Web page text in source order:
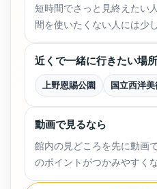
短時間でさっと見終えたい
間を使いたくない人には少
近くで一緒に行きたい場所
上野恩賜公園 国立西洋
動画で見るなら
館内の見どころを先に動画
のポイントがつかみやすくな